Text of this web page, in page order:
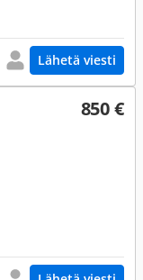
Lähetä viesti
850 €